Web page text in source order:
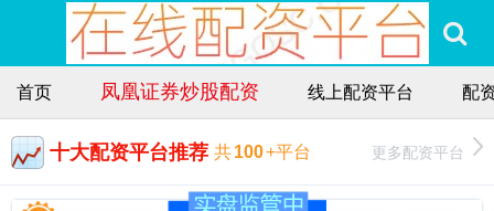
首页 凤凰证券炒股配资 线上配资平台 配
十大配资平台推荐 共100+平台 更多配资平台